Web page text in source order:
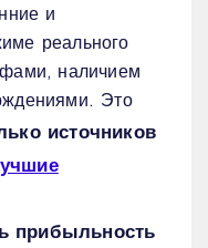
и
реального
наличием
Это
источников
прибыльность